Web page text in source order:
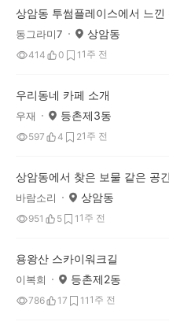
동그라미7 상암동
414 0 1 1주 전
우리동네 카페 소개
우재 등촌제3동
597 4 21주 전
바람소리 상암동
951 5 1 1주 전
용왕산 스카이워크길
이복희 등촌제2동
786 17 11 1주 전